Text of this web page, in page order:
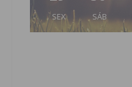
SEX SÁB